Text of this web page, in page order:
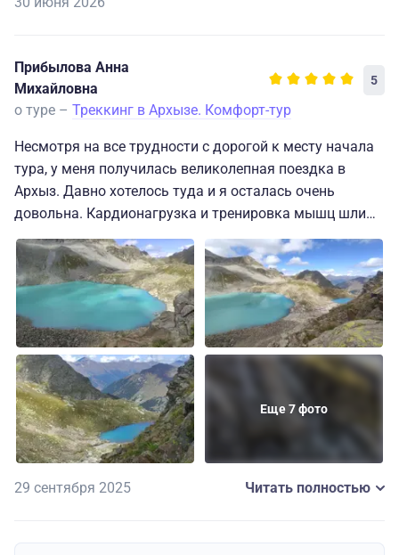
Прибылова Анна
Михайловна
5
о туре – Треккинг в Архызе. Комфорт-тур
Несмотря на все трудности с дорогой к месту начала
тура, у меня получилась великолепная поездка в
Архыз. Давно хотелось туда и я осталась очень
довольна. Кардионагрузка и тренировка мышц шли
бонусом к восхитительным видам и веселой
компании. Каждый день было очень интересно, что
нас ждет. Также каждый день приходилось
преодолевать себя и ничего не давалось легко, что
тоже здорово. Наш энергичный и заботливый гид
Анжелика делала все возможное, чтобы нам было
комфортно и мы получили удовольствие от
программы тура. В итоге когда путешествие подошло
к концу, было ощущение как при отъезде из детского
лагеря - грустно и тоскливо расставаться и с людьми,
и с местом
Еще 7 фото
29 сентября 2025 Читать полностью